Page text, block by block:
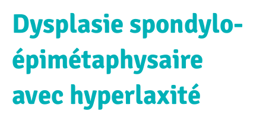
Dysplasie spondylo-
épimétaphysaire
avec hyperlaxité